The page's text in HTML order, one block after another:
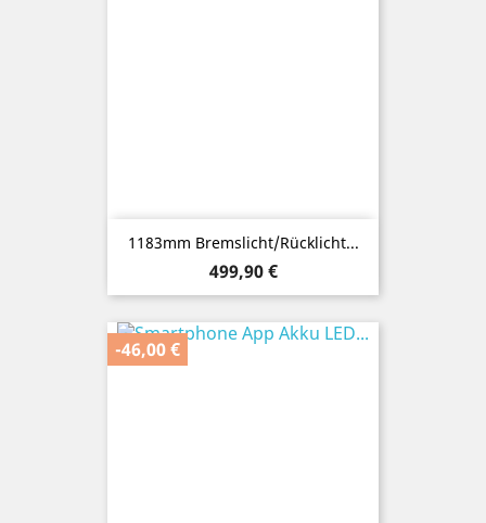
1183mm Bremslicht/Rücklicht...
Preis
499,90 €
-46,00 €